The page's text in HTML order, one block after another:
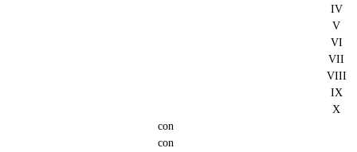
IV
V
VI
VII
VIII
IX
X
con
con